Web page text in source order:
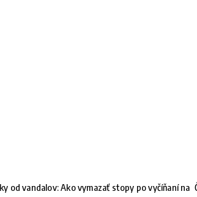
od vandalov: Ako vymazať stopy po vyčíňaní na